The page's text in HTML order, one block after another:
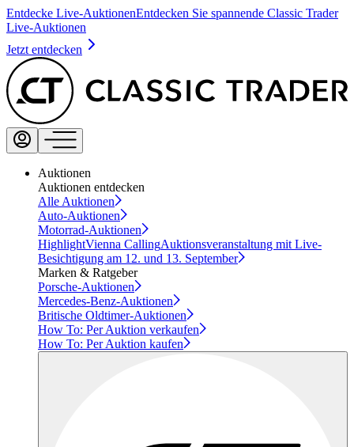
Entdecke Live-AuktionenEntdecken Sie spannende Classic Trader
Live-Auktionen
Jetzt entdecken
Auktionen
Auktionen entdecken
Alle Auktionen
Auto-Auktionen
Motorrad-Auktionen
HighlightVienna CallingAuktionsveranstaltung mit Live-
Besichtigung am 12. und 13. September
Marken & Ratgeber
Porsche-Auktionen
Mercedes-Benz-Auktionen
Britische Oldtimer-Auktionen
How To: Per Auktion verkaufen
How To: Per Auktion kaufen